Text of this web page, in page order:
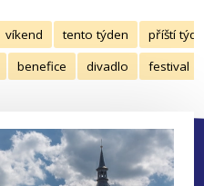
víkend tento týden
příští
benefice divadlo festival